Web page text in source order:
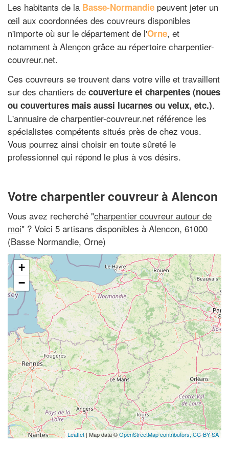
Les habitants de la Basse-Normandie peuvent jeter un
œil aux coordonnées des couvreurs disponibles
n'importe où sur le département de l'Orne, et
notamment à Alençon grâce au répertoire charpentier-
couvreur.net.
Ces couvreurs se trouvent dans votre ville et travaillent
sur des chantiers de couverture et charpentes (noues
ou couvertures mais aussi lucarnes ou velux, etc.).
L'annuaire de charpentier-couvreur.net référence les
spécialistes compétents situés près de chez vous.
Vous pourrez ainsi choisir en toute sûreté le
professionnel qui répond le plus à vos désirs.
Votre charpentier couvreur à Alencon
Vous avez recherché "charpentier couvreur autour de
moi" ? Voici 5 artisans disponibles à Alencon, 61000
(Basse Normandie, Orne)
+
−
Leaflet| Map data ©OpenStreetMap contributors, CC-BY-SA